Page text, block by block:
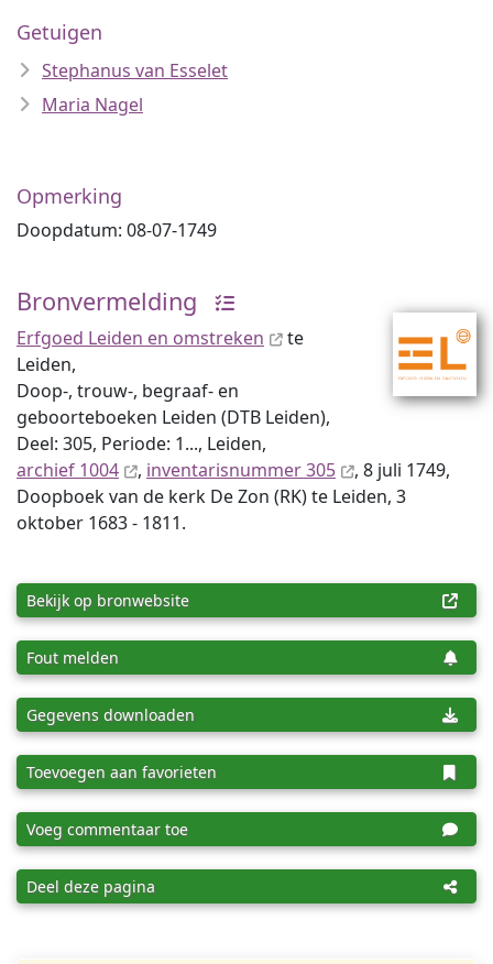
Getuigen
Stephanus van Esselet
Maria Nagel
Opmerking
Doopdatum: 08-07-1749
Bronvermelding
Erfgoed Leiden en omstreken
te
Leiden,
Doop-, trouw-, begraaf- en
geboorteboeken Leiden (DTB Leiden),
Deel: 305, Periode: 1..., Leiden,
archief 1004
, inventaris­num­mer 305
, 8 juli 1749,
Doopboek van de kerk De Zon (RK) te Leiden, 3
oktober 1683 - 1811.
Bekijk op bronwebsite
Fout melden
Gegevens downloaden
Toevoegen aan favorieten
Voeg commentaar toe
Deel deze pagina